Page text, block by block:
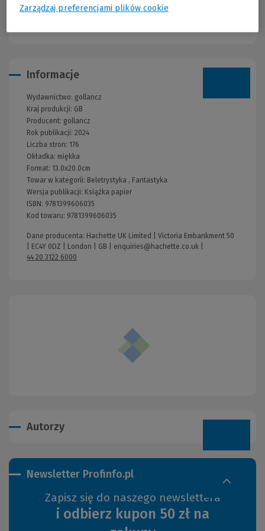
woman, a guerrilla fighter against the ruthless Harkonnens, who
Informacje
Wydawnictwo: gollancz
Kraj produkcji: GB
Producent: gollancz
Rok publikacji: 2024
Liczba stron: 176
Okładka: miękka
Format: 13.0x20.0cm
Towar w kategorii: Beletrystyka , Fantastyka
Wersja publikacji: Książka papier
ISBN: 9781399606035
Kod towaru: 9781399606035
Dane producenta: Hachette UK Limited | Victoria Embankment 50
| EC4Y 0DZ | London | GB | enquiries@hachette.co.uk
44 20 3122 6000
Autorzy
Newsletter Profinfo.pl
Zapisz się do naszego newslettera
i odbierz kupon 50 zł na
Zarządzaj preferencjami plików cookie